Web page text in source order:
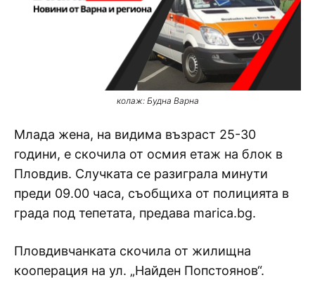
колаж: Будна Варна
Млада жена, на видима възраст 25-30
години, е скочила от осмия етаж на блок в
Пловдив. Случката се разиграла минути
преди 09.00 часа, съобщиха от полицията в
града под тепетата, предава marica.bg.
Пловдивчанката скочила от жилищна
кооперация на ул. „Найден Попстоянов“.